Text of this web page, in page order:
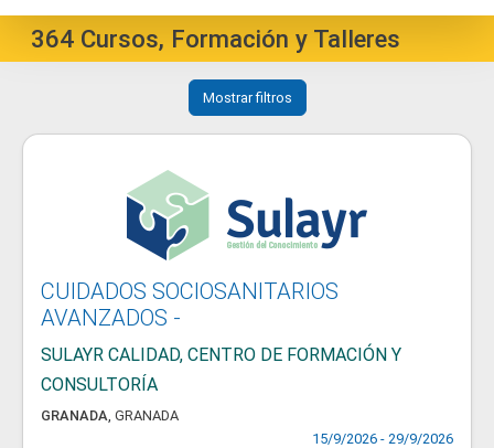
364 Cursos, Formación y Talleres
Mostrar filtros
CUIDADOS SOCIOSANITARIOS
AVANZADOS -
SULAYR CALIDAD, CENTRO DE FORMACIÓN Y
CONSULTORÍA
GRANADA, GRANADA
15/9/2026 - 29/9/2026